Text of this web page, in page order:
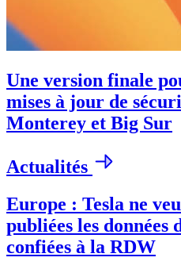
Une version finale
mises à jour de
Monterey et Big Sur
Actualités
Europe : Tesla ne
publiées les données
confiées à la RDW